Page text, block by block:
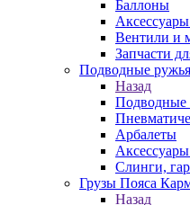
Баллоны
Вентили и
Запчасти
Подводные ружья
Назад
Подводные
Арбалеты
Слинги,
Грузы Пояса
Назад